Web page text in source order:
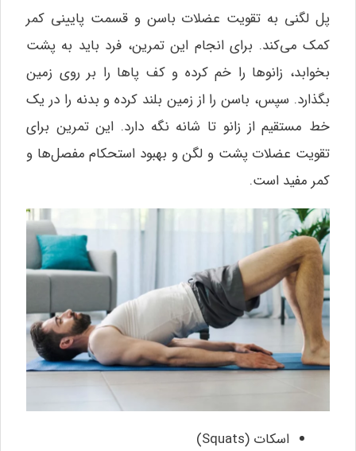
پل لگنی به تقویت عضلات باسن و قسمت پایینی کمر
کمک می‌کند. برای انجام این تمرین، فرد باید به پشت
بخوابد، زانوها را خم کرده و کف پاها را بر روی زمین
بگذارد. سپس، باسن را از زمین بلند کرده و بدنه را در یک
خط مستقیم از زانو تا شانه نگه دارد. این تمرین برای
تقویت عضلات پشت و لگن و بهبود استحکام مفصل‌ها و
کمر مفید است.
اسکات (Squats)